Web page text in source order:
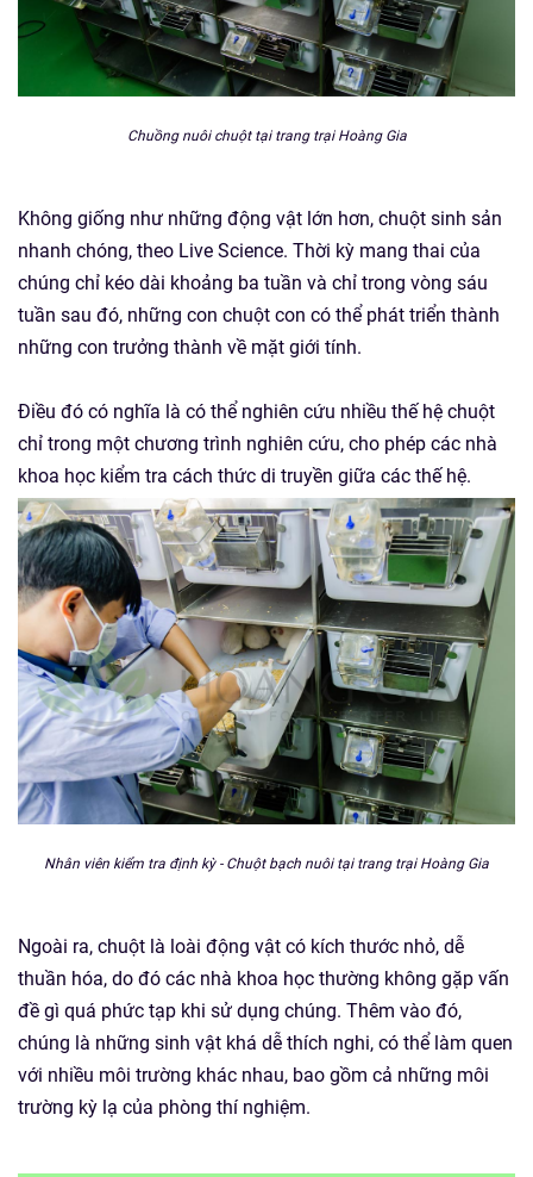
Chuồng nuôi chuột tại trang trại Hoàng Gia
Không giống như những động vật lớn hơn, chuột sinh sản
nhanh chóng, theo Live Science. Thời kỳ mang thai của
chúng chỉ kéo dài khoảng ba tuần và chỉ trong vòng sáu
tuần sau đó, những con chuột con có thể phát triển thành
những con trưởng thành về mặt giới tính.
Điều đó có nghĩa là có thể nghiên cứu nhiều thế hệ chuột
chỉ trong một chương trình nghiên cứu, cho phép các nhà
khoa học kiểm tra cách thức di truyền giữa các thế hệ.
Nhân viên kiểm tra định kỳ - Chuột bạch nuôi tại trang trại Hoàng Gia
Ngoài ra, chuột là loài động vật có kích thước nhỏ, dễ
thuần hóa, do đó các nhà khoa học thường không gặp vấn
đề gì quá phức tạp khi sử dụng chúng. Thêm vào đó,
chúng là những sinh vật khá dễ thích nghi, có thể làm quen
với nhiều môi trường khác nhau, bao gồm cả những môi
trường kỳ lạ của phòng thí nghiệm.